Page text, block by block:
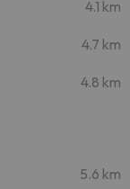
4.1 km
4.7 km
4.8 km
5.6 km